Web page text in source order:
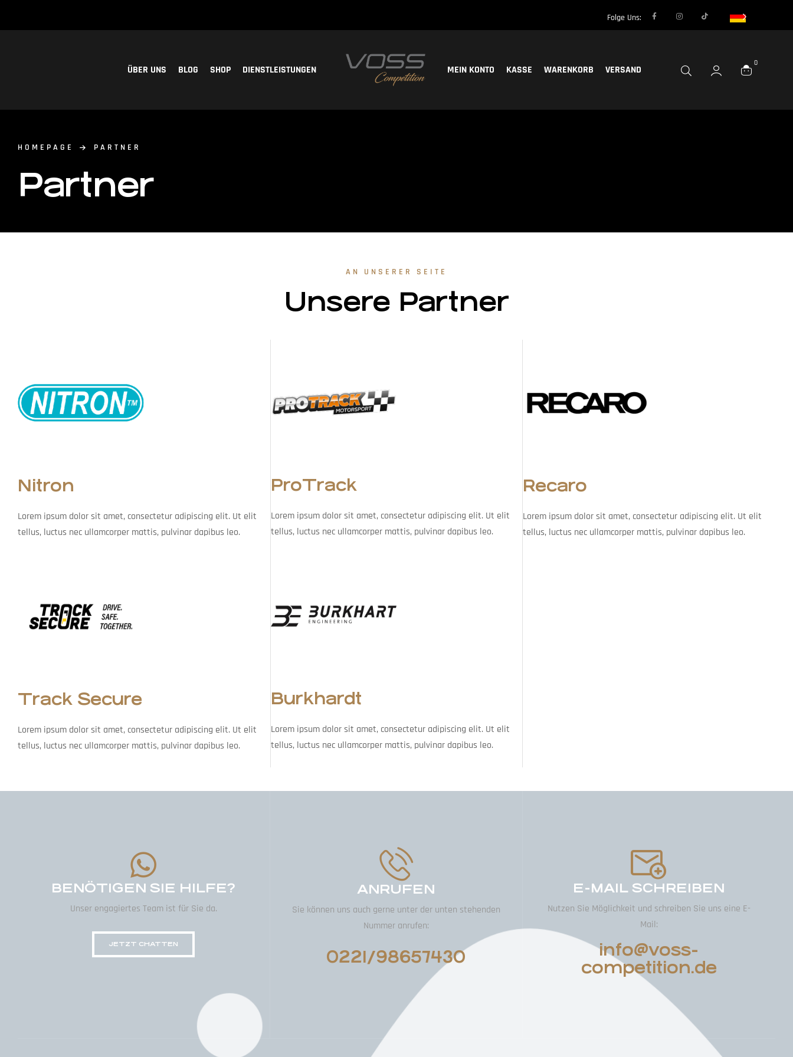
Folge Uns:
ÜBER UNS BLOG SHOP DIENSTLEISTUNGEN MEIN KONTO KASSE WARENKORB VERSAND
0
HOMEPAGE PARTNER
Partner
AN UNSERER SEITE
Unsere Partner
Nitron
Lorem ipsum dolor sit amet, consectetur adipiscing elit. Ut elit
tellus, luctus nec ullamcorper mattis, pulvinar dapibus leo.
ProTrack
Lorem ipsum dolor sit amet, consectetur adipiscing elit. Ut elit
tellus, luctus nec ullamcorper mattis, pulvinar dapibus leo.
Recaro
Lorem ipsum dolor sit amet, consectetur adipiscing elit. Ut elit
tellus, luctus nec ullamcorper mattis, pulvinar dapibus leo.
Track Secure
Lorem ipsum dolor sit amet, consectetur adipiscing elit. Ut elit
tellus, luctus nec ullamcorper mattis, pulvinar dapibus leo.
Burkhardt
Lorem ipsum dolor sit amet, consectetur adipiscing elit. Ut elit
tellus, luctus nec ullamcorper mattis, pulvinar dapibus leo.
BENÖTIGEN SIE HILFE?
Unser engagiertes Team ist für Sie da.
JETZT CHATTEN
ANRUFEN
Sie können uns auch gerne unter der unten stehenden
Nummer anrufen:
0221/98657430
E-MAIL SCHREIBEN
Nutzen Sie Möglichkeit und schreiben Sie uns eine E-
Mail:
info@voss-
competition.de